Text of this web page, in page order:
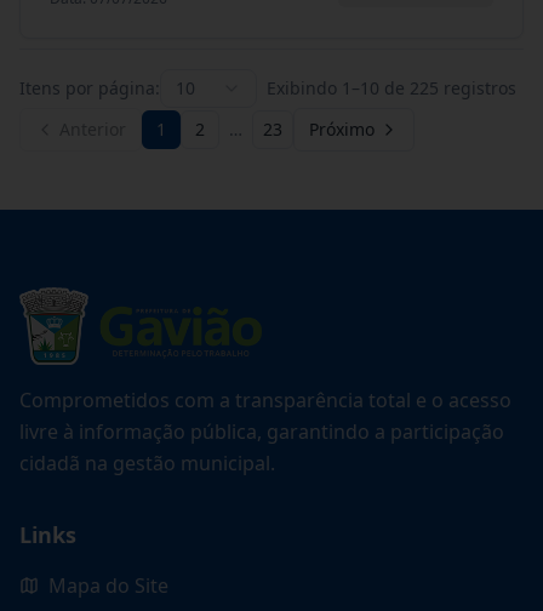
Itens por página: 10 Exibindo 1 –10 de 225 registros
1 2 … 23 Próximo
Comprometidos com a transparência total e o acesso
livre à informação pública, garantindo a participação
cidadã na gestão municipal.
Links
Mapa do Site